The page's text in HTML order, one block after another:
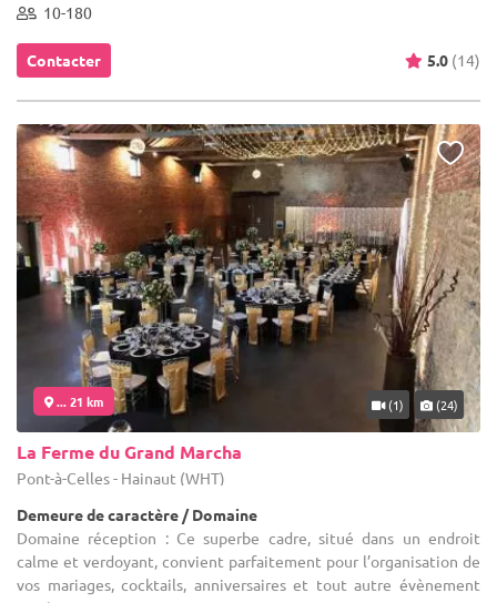
10-180
Contacter 5.0 (14)
... 21 km (1) (24)
La Ferme du Grand Marcha
Pont-à-Celles - Hainaut (WHT)
Demeure de caractère / Domaine
Domaine réception : Ce superbe cadre, situé dans un endroit
calme et verdoyant, convient parfaitement pour l’organisation de
vos mariages, cocktails, anniversaires et tout autre évènement